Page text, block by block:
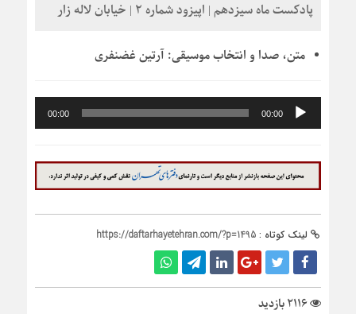
پادکست ماه سیزدهم | اپیزود شماره 2 | خیابان لاله زار
متن، صدا و انتخاب موسیقی: آرتین غضنفری
پخش‌کننده
صوت
00:00
00:00
لینک کوتاه : https://daftarhayetehran.com/?p=1495